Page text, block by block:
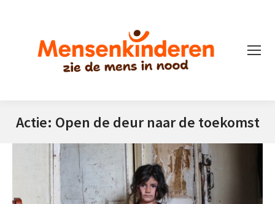
Actie: Open de deur naar de toekomst